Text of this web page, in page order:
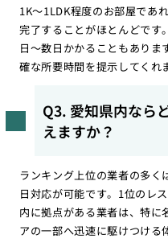
1K〜1LDK程度のお部屋であ
完了することがほとんどです
日〜数日かかることもあり
確な所要時間を提示してくれ
Q3. 愛知県内なら
えますか？
ランキング上位の業者の多く
日対応が可能です。1位のレ
内に拠点がある業者は、特に
アの一部へ迅速に駆けつける